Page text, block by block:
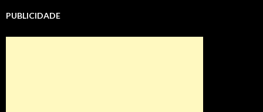
PUBLICIDADE